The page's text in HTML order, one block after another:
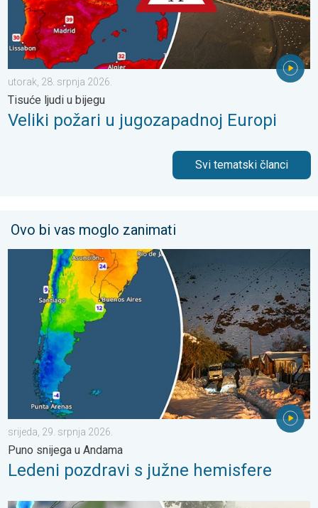
utorak, 28. srpnja 2026.
Tisuće ljudi u bijegu
Veliki požari u jugozapadnoj Europi
Svi tematski članci
Ovo bi vas moglo zanimati
Ledeni pozdravi s južne hemisfere. Puno snijega u Andama. .
srijeda, 29. srpnja 2026.
Puno snijega u Andama
Ledeni pozdravi s južne hemisfere